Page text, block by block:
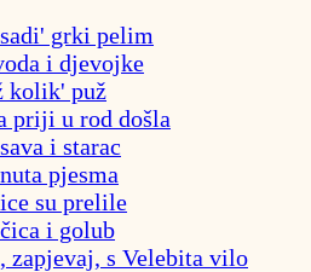
grki pelim
i djevojke
kolik' puž
priji u rod došla
i starac
pjesma
su prelile
i golub
zapjevaj, s Velebita vilo